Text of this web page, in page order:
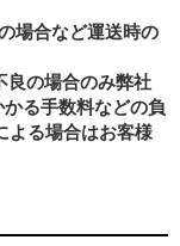
場合など運送時の
良の場合のみ弊社
る手数料などの負
よる場合はお客様